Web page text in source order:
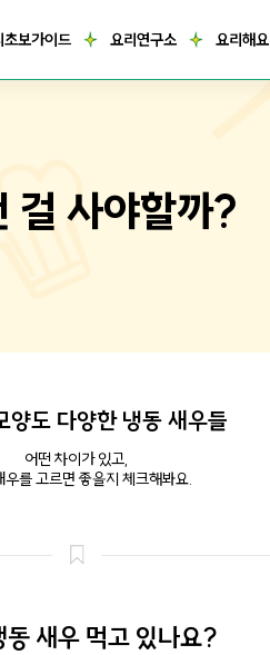
초보가이드 요리연구소 요리해요
걸 사야할까?
양도 다양한 냉동 새우들
어떤 차이가 있고,
우를 고르면 좋을지 체크해봐요.
동 새우 먹고 있나요?